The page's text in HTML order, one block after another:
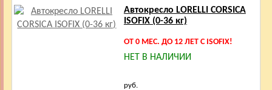
Автокресло LORELLI CORSICA
ISOFIX (0-36 кг)
ОТ 0 МЕС. ДО 12 ЛЕТ С ISOFIX!
НЕТ В НАЛИЧИИ
руб.